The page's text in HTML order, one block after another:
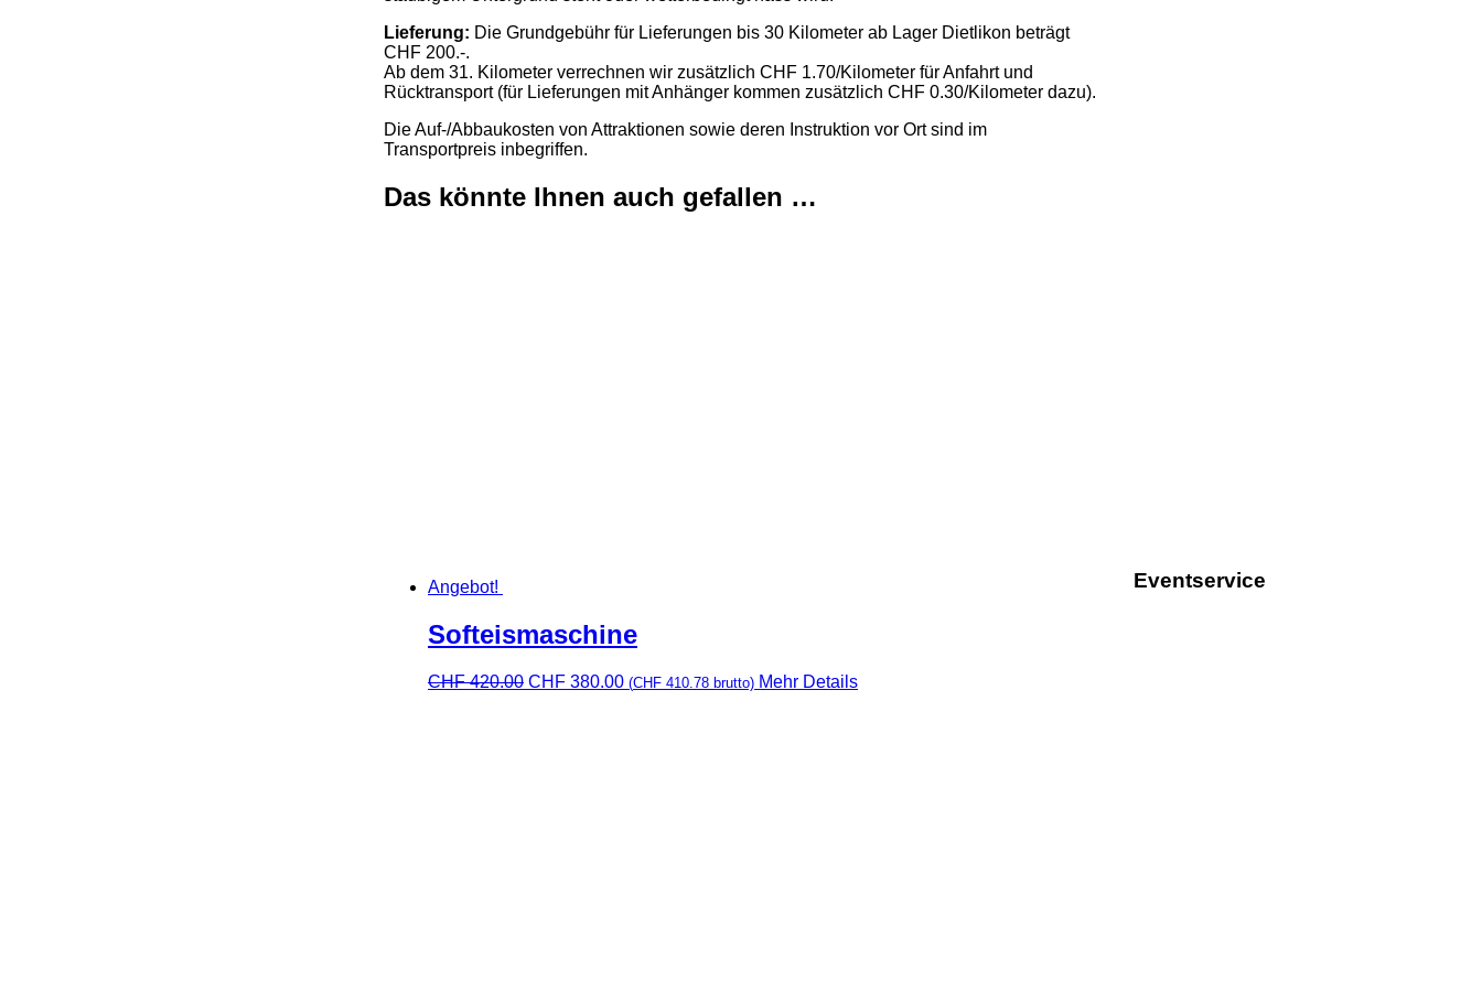
Lieferung: Die Grundgebühr für Lieferungen bis 30 Kilometer ab Lager Dietlikon beträgt
CHF 200.-.
Ab dem 31. Kilometer verrechnen wir zusätzlich CHF 1.70/Kilometer für Anfahrt und
Rücktransport (für Lieferungen mit Anhänger kommen zusätzlich CHF 0.30/Kilometer dazu).
Die Auf-/Abbaukosten von Attraktionen sowie deren Instruktion vor Ort sind im
Transportpreis inbegriffen.
Das könnte Ihnen auch gefallen …
Angebot!
Softeismaschine
CHF420.00 Ursprünglicher
CHF 380.00Aktueller
(CHF 410.78 brutto) Mehr Details
Eventservice